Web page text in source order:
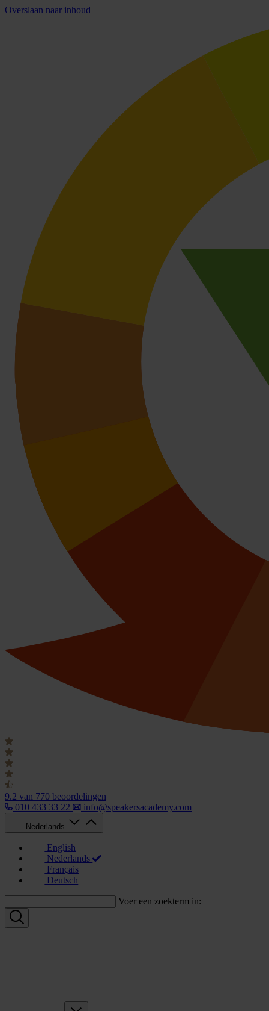
Overslaan naar inhoud
9.2 van 770 beoordelingen
010 433 33 22
info@speakersacademy.com
Nederlands
English
Nederlands
Français
Deutsch
Voer een zoekterm in: